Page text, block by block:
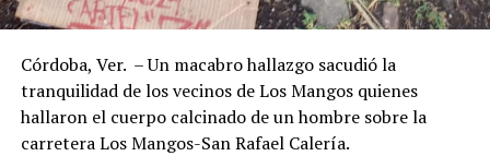
Córdoba, Ver. – Un macabro hallazgo sacudió la
tranquilidad de los vecinos de Los Mangos quienes
hallaron el cuerpo calcinado de un hombre sobre la
carretera Los Mangos-San Rafael Calería.